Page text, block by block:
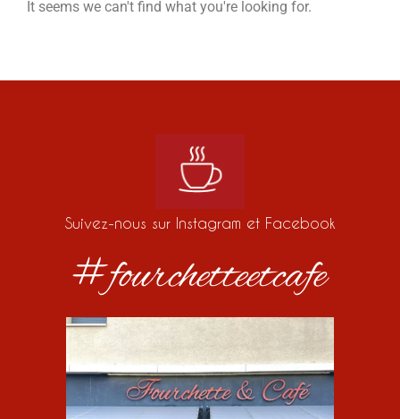
It seems we can't find what you're looking for.
Suivez-nous sur Instagram et Facebook
#fourchetteetcafe